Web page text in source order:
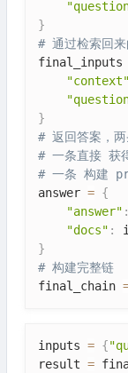
}
# 通过检索回
final_inputs
"context"
}
# 返回答案，两
# 一条直接 获
# 一条 构建
answer = {
"answer" :
"docs" :
}
# 构建完整链
final_chain
inputs = {
result =